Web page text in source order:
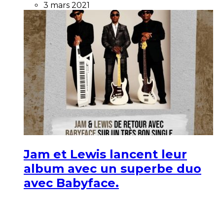
3 mars 2021
Jam et Lewis lancent leur
album avec un superbe duo
avec Babyface.